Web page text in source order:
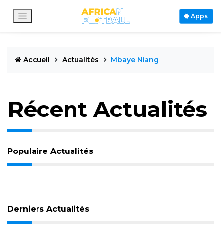
Apps
Accueil Actualités Mbaye Niang
Récent Actualités
Populaire Actualités
Derniers Actualités